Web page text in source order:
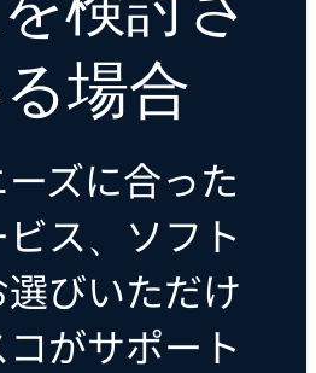
場合
ズに合った
ス、ソフト
びいただけ
がサポート